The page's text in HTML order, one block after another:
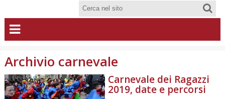
Archivio carnevale
Carnevale dei Ragazzi
2019, date e percorsi